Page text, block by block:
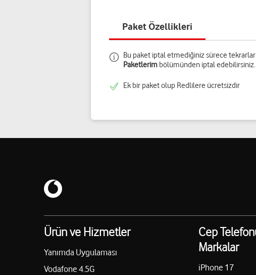
Paket Özellikleri
Bu paket iptal etmediğiniz sürece
Paketlerim bölümünden iptal edebilirsiniz.
Ek bir paket olup Redlilere ücretsizdir
Ürün ve Hizmetler
Yanımda Uygulaması
Vodafone 4.5G
Cep
Markalar
iPhone 17